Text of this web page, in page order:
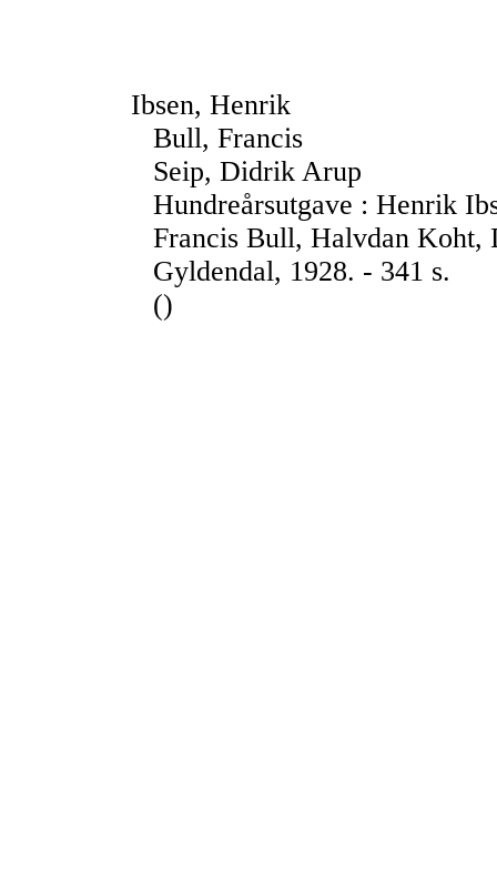
Ibsen, Henrik
Bull, Francis
Seip, Didrik Arup
Hundreårsutgave : Henrik
Francis Bull, Halvdan
Gyldendal, 1928. - 341 s.
()